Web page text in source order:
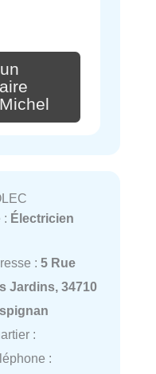
: Électricien
: 5 Rue
Jardins, 34710
:
: